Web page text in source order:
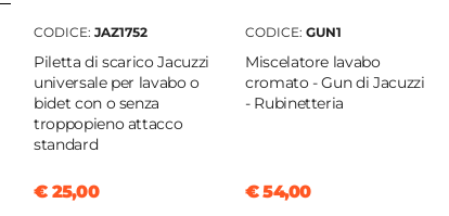
CODICE: JAZ1752
Piletta di scarico Jacuzzi
universale per lavabo o
bidet con o senza
troppopieno attacco
standard
€ 25,00
CODICE: GUN1
Miscelatore lavabo
cromato - Gun di Jacuzzi
- Rubinetteria
€ 54,00